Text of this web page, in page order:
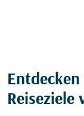
Reiseziele